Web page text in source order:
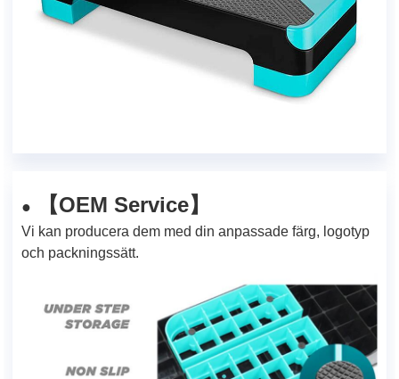
● 【OEM Service】
Vi kan producera dem med din anpassade färg, logotyp
och packningssätt.